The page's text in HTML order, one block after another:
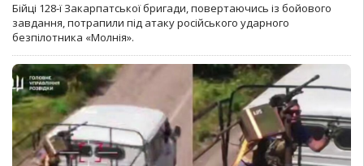
Бійці 128-ї Закарпатської бригади, повертаючись із бойового
завдання, потрапили під атаку російського ударного
безпілотника «Молнія».